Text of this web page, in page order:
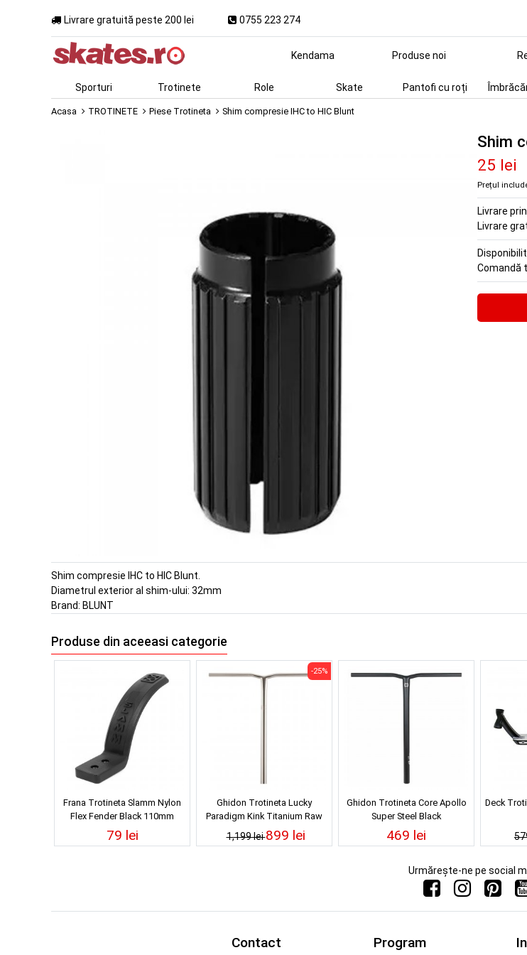
Livrare gratuită peste 200 lei 0755 223 274
Kendama Produse noi
Sporturi Trotinete Role Skate Pantofi cu roți
Acasa TROTINETE Piese Trotineta Shim compresie IHC to HIC Blunt
Shim
25 lei
Prețul
Livrare
Livrare
Comandă
Shim compresie IHC to HIC Blunt.
Diametrul exterior al shim-ului: 32mm
Brand: BLUNT
Produse din aceeasi categorie
Frana Trotineta Slamm Nylon
Flex Fender Black 110mm
79 lei
Ghidon Trotineta Lucky
Paradigm Kink Titanium Raw
1,199 lei
-25%
899 lei
Ghidon Trotineta Core Apollo
Super Steel Black
469 lei
Deck
Urmărește-ne pe social
Contact Program